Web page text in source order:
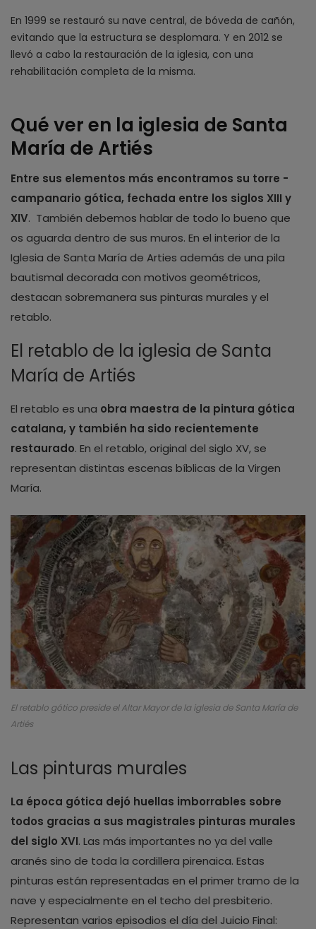
En 1999 se restauró su nave central, de bóveda de cañón,
evitando que la estructura se desplomara. Y en 2012 se
llevó a cabo la restauración de la iglesia, con una
rehabilitación completa de la misma.
Qué ver en la iglesia de Santa
María de Artiés
Entre sus elementos más encontramos su torre -
campanario gótica, fechada entre los siglos XIII y
XIV. También debemos hablar de todo lo bueno que
os aguarda dentro de sus muros. En el interior de la
Iglesia de Santa María de Arties además de una pila
bautismal decorada con motivos geométricos,
destacan sobremanera sus pinturas murales y el
retablo.
El retablo de la iglesia de Santa
María de Artiés
El retablo es una obra maestra de la pintura gótica
catalana, y también ha sido recientemente
restaurado. En el retablo, original del siglo XV, se
representan distintas escenas bíblicas de la Virgen
María.
El retablo gótico preside el Altar Mayor de la iglesia de Santa María de
Artiés
Las pinturas murales
La época gótica dejó huellas imborrables sobre
todos gracias a sus magistrales pinturas murales
del siglo XVI. Las más importantes no ya del valle
aranés sino de toda la cordillera pirenaica. Estas
pinturas están representadas en el primer tramo de la
nave y especialmente en el techo del presbiterio.
Representan varios episodios el día del Juicio Final: